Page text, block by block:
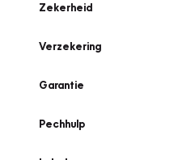
Zekerheid
Verzekering
Garantie
Pechhulp